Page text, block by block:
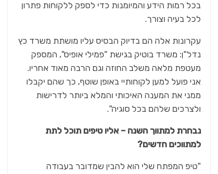
בכל רמות הידע והמיומנות כדי לספק ללקוחות פתרון
לכל בעיה וצורך.
עקרונות אלה הם בדיוק הבסיס עליו מושתת משרד כץ
נדל"ן: משרד בוטיק בגישת "פמילי אופיס", המספק
מעטפת מלאה משלב החוזה וגם הרבה מאוד אחריו.
אני פועל למען לקוחותיי באופן שוטף, כך שהם יקבלו
ממני את המענה האיכותי והמלא ביותר לדרישות
ולצרכים שלהם בכל סוגיה".
נבחרת למתווך השנה – אליו טיפים תוכל לתת
למתווכים חדשים?
"טיפ המפתח שלי הוא להבין שמדובר בעבודה